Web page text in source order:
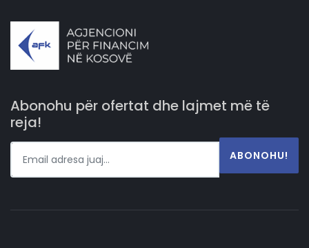
Abonohu për ofertat dhe lajmet më të
reja!
ABONOHU!